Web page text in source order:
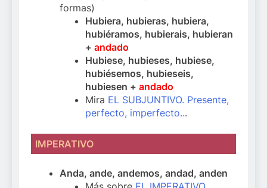
formas)
Hubiera, hubieras, hubiera,
hubiéramos, hubierais, hubieran
+andado
Hubiese, hubieses, hubiese,
hubiésemos, hubieseis,
hubiesen +andado
Mira EL SUBJUNTIVO. Presente,
perfecto, imperfecto...
IMPERATIVO
Anda, ande, andemos, andad, anden